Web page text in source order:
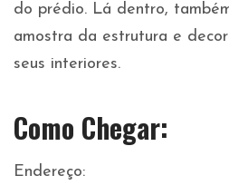
do prédio. Lá dentro,
amostra da estrutura e
seus interiores.
Como Chegar:
Endereço: